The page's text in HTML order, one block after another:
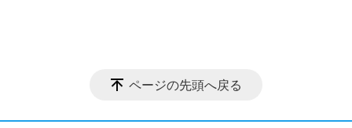
ページの先頭へ戻る